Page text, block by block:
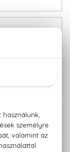
és
tól
és
2.080 Ft -
tól